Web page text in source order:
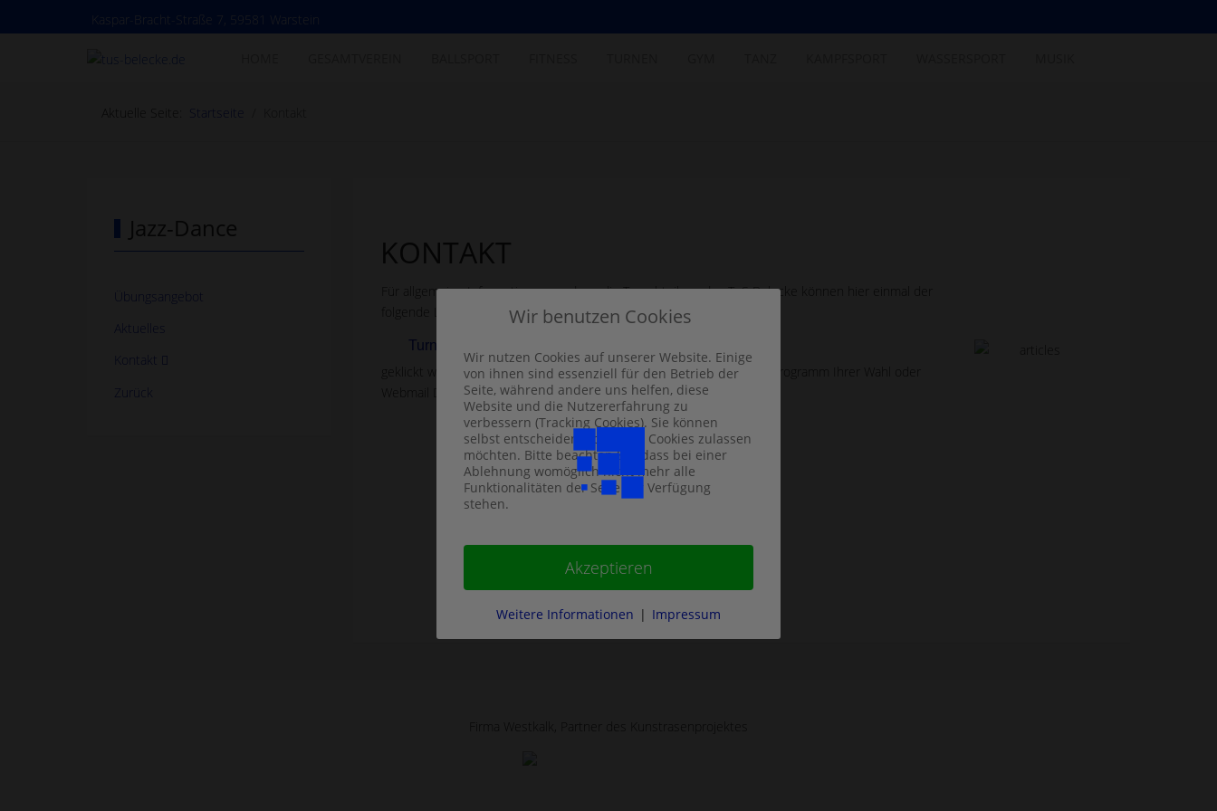
Kaspar-Bracht-Straße 7, 59581 Warstein
Aktuelle Seite: Startseite
Jazz-Dance
Übungsangebot
Aktuelles
Kontakt
Zurück
KONTAKT
Für allgemeine Informationen rund um die Turnabteilung des TuS Belecke können hier einmal der
Turnabteilung [AT] tus-belecke [PUNKT] de
geklickt werden, oder die angezeigte E-Mail-Adresse in einem E-Mail-Programm Ihrer Wahl oder
Webmail Dienst genutzt werden.
Firma Westkalk, Partner des Kunstrasenprojektes
Wir benutzen Cookies
Wir nutzen Cookies auf unserer Website. Einige
von ihnen sind essenziell für den Betrieb der
Seite, während andere uns helfen, diese
Website und die Nutzererfahrung zu
verbessern (Tracking Cookies). Sie können
selbst entscheiden, ob Sie die Cookies zulassen
möchten. Bitte beachten Sie, dass bei einer
Ablehnung womöglich nicht mehr alle
Funktionalitäten der Seite zur Verfügung
stehen.
Akzeptieren
Weitere Informationen | Impressum